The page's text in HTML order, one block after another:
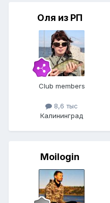
Оля из РП
Club members
8,6 тыс
Калининград
Moilogin